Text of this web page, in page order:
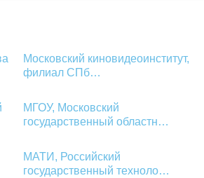
Московский киновидеоинститут,
филиал СПб…
МГОУ, Московский
государственный областн…
МАТИ, Российский
государственный техноло…